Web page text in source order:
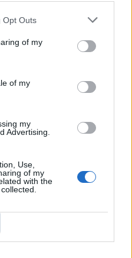
Opt Outs
of my
of my
my
Advertising.
Use,
of my
with the
στο Παγκόσμιο
στο Μπακού, πήρε
αναφέρονται στην
Open G-1, Polish
Games G-2, 7th
11th Turkish Open
G-1, 2021 Beirut Open
10th Turkish Open
G-1, Sweden Open